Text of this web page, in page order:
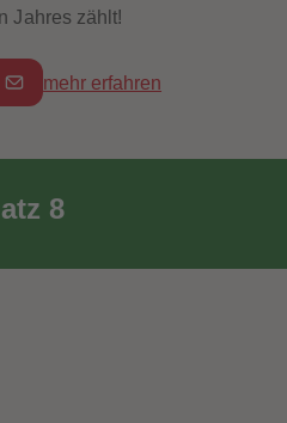
Jahres zählt!
mehr erfahren
8